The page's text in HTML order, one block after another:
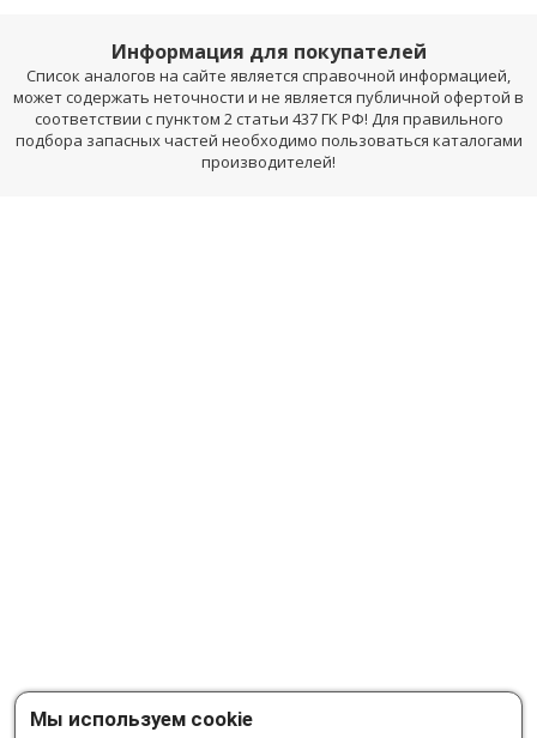
Информация для покупателей
Список аналогов на сайте является справочной информацией,
может содержать неточности и не является публичной офертой в
соответствии с пунктом 2 статьи 437 ГК РФ! Для правильного
подбора запасных частей необходимо пользоваться каталогами
производителей!
Мы используем cookie